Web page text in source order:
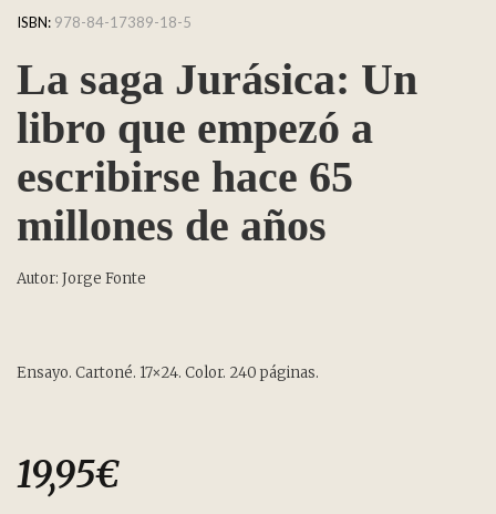
ISBN: 978-84-17389-18-5
La saga Jurásica: Un
libro que empezó a
escribirse hace 65
millones de años
Autor: Jorge Fonte
Ensayo. Cartoné. 17×24. Color. 240 páginas.
19,95€